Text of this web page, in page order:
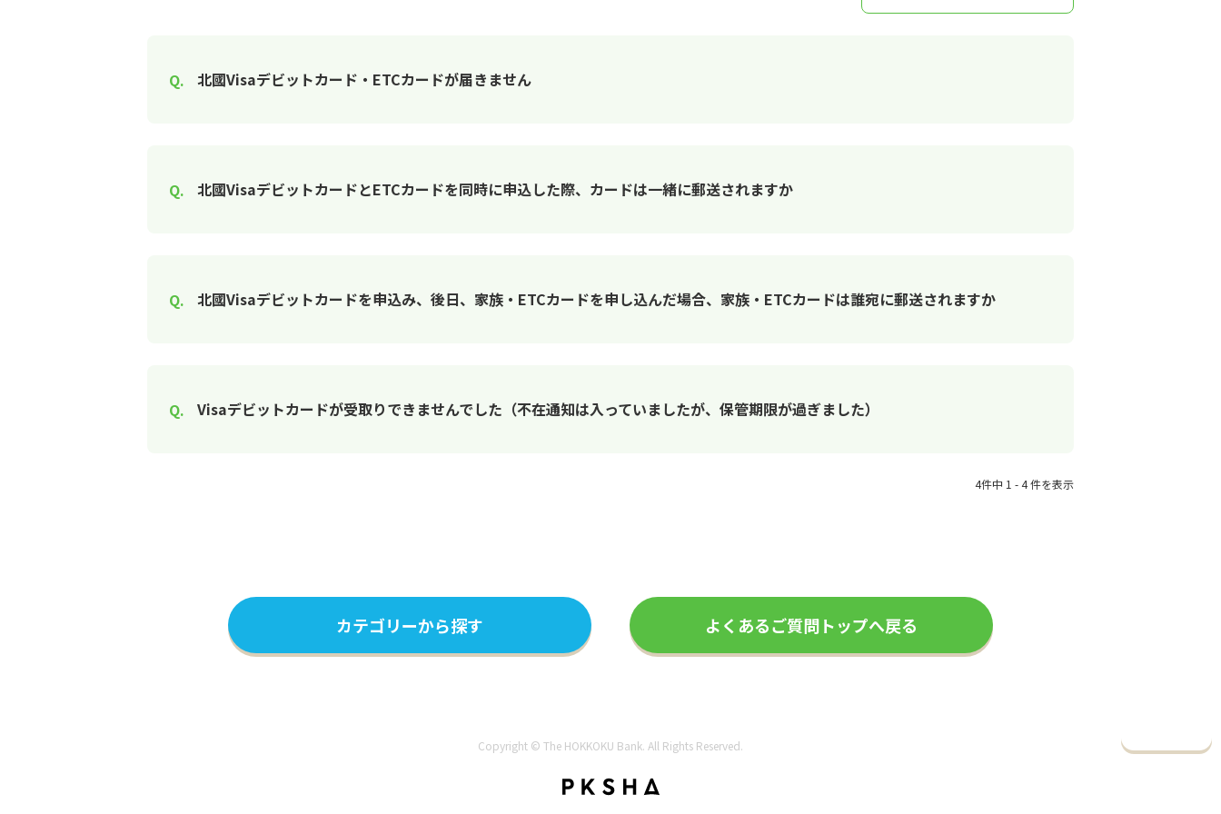
北國Visaデビットカード・ETCカードが届きません
北國VisaデビットカードとETCカードを同時に申込した際、カードは一緒に郵送されますか
北國Visaデビットカードを申込み、後日、家族・ETCカードを申し込んだ場合、家族・ETCカードは誰宛に郵送されますか
Visaデビットカードが受取りできませんでした（不在通知は入っていましたが、保管期限が過ぎました）
4件中 1 - 4 件を表示
カテゴリーから探す よくあるご質問トップへ戻る
Copyright © The HOKKOKU Bank. All Rights Reserved.